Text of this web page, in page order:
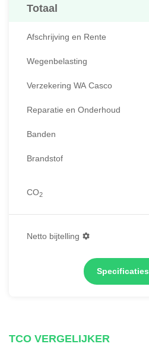
Totaal
Afschrijving en Rente
Wegenbelasting
Verzekering WA Casco
Reparatie en Onderhoud
Banden
Brandstof
CO2
Netto bijtelling
Specificaties
TCO VERGELIJKER